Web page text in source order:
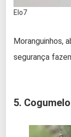
Elo7
Moranguinhos,
segurança
5.